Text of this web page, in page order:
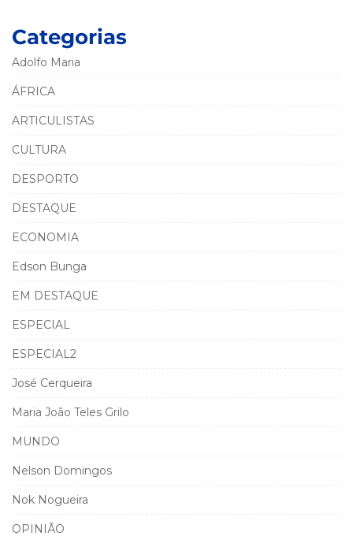
Categorias
Adolfo Maria
ÁFRICA
ARTICULISTAS
CULTURA
DESPORTO
DESTAQUE
ECONOMIA
Edson Bunga
EM DESTAQUE
ESPECIAL
ESPECIAL2
José Cerqueira
Maria João Teles Grilo
MUNDO
Nelson Domingos
Nok Nogueira
OPINIÃO